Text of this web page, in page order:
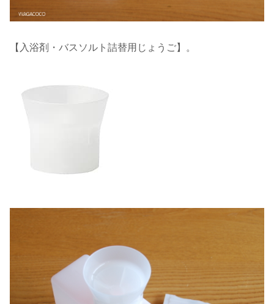
【入浴剤・バスソルト詰替用じょうご】。